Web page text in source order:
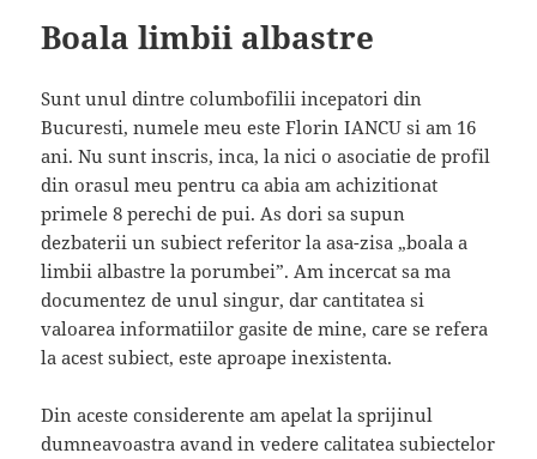
Boala limbii albastre
Sunt unul dintre columbofilii incepatori din
Bucuresti, numele meu este Florin IANCU si am 16
ani. Nu sunt inscris, inca, la nici o asociatie de profil
din orasul meu pentru ca abia am achizitionat
primele 8 perechi de pui. As dori sa supun
dezbaterii un subiect referitor la asa-zisa „boala a
limbii albastre la porumbei”. Am incercat sa ma
documentez de unul singur, dar cantitatea si
valoarea informatiilor gasite de mine, care se refera
la acest subiect, este aproape inexistenta.
Din aceste considerente am apelat la sprijinul
dumneavoastra avand in vedere calitatea subiectelor